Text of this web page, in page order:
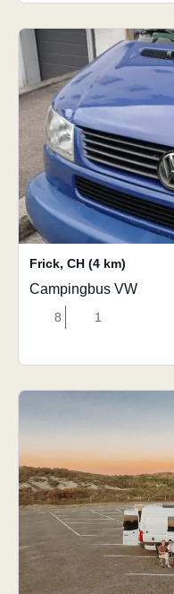
Frick, CH (4 km)
Campingbus VW
8 1